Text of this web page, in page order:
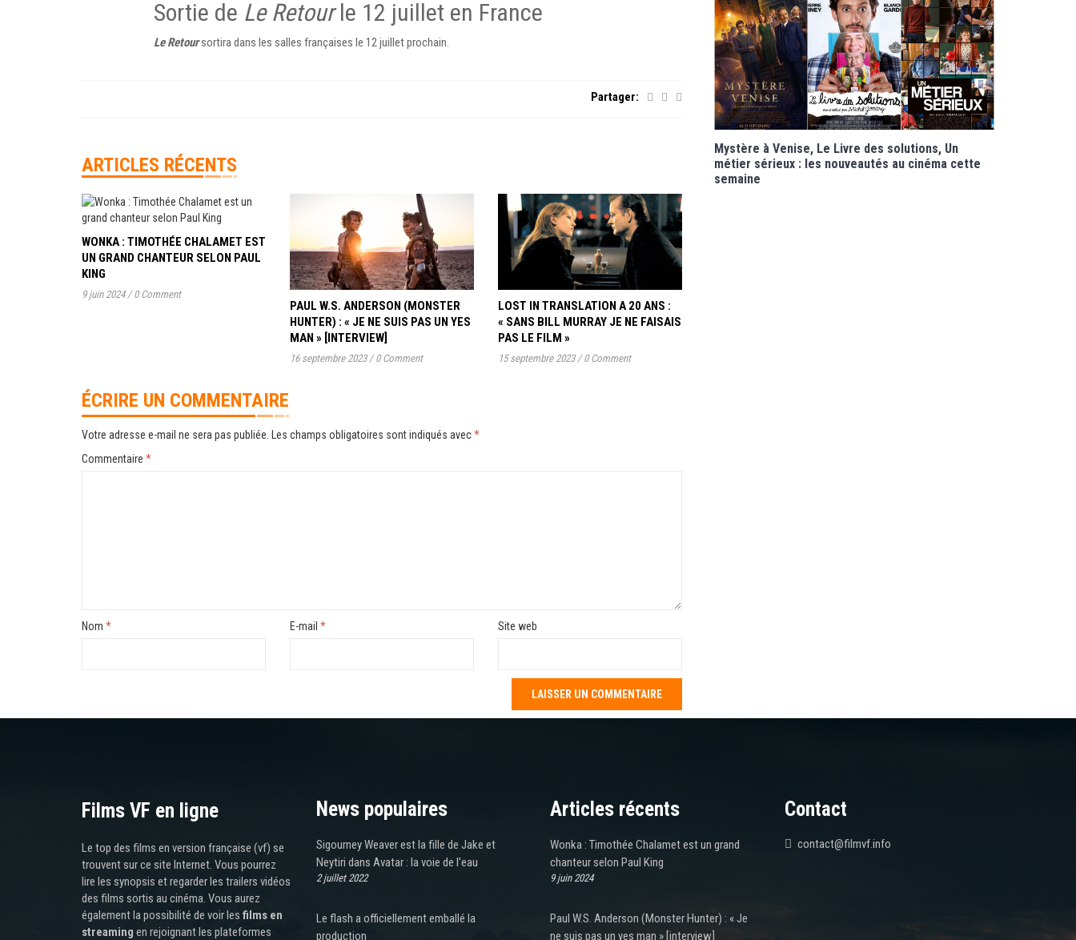
Sortie de Le Retourle 12 juillet en France
Le Retoursortira dans les salles françaises le 12 juillet prochain.
Partager:
ARTICLES RÉCENTS
WONKA : TIMOTHÉE CHALAMET EST
UN GRAND CHANTEUR SELON PAUL
KING
9 juin 2024 / 0 Comment
PAUL W.S. ANDERSON (MONSTER
HUNTER) : « JE NE SUIS PAS UN YES
MAN » [INTERVIEW]
16 septembre 2023 / 0 Comment
LOST IN TRANSLATION A 20 ANS :
« SANS BILL MURRAY JE NE FAISAIS
PAS LE FILM »
15 septembre 2023 / 0 Comment
ÉCRIRE UN COMMENTAIRE
Votre adresse e-mail ne sera pas publiée. Les champs obligatoires sont indiqués avec*
Commentaire *
Nom * E-mail * Site web
Mystère à Venise, Le Livre des solutions, Un
métier sérieux : les nouveautés au cinéma cette
semaine
Films VF en ligne
Le top des films en version française (vf) se
trouvent sur ce site Internet. Vous pourrez
lire les synopsis et regarder les trailers vidéos
des films sortis au cinéma. Vous aurez
également la possibilité de voir les films en
streaming en rejoignant les plateformes
News populaires
Sigourney Weaver est la fille de Jake et
Neytiri dans Avatar : la voie de l’eau
2 juillet 2022
Le flash a officiellement emballé la
production
Articles récents
Wonka : Timothée Chalamet est un grand
chanteur selon Paul King
9 juin 2024
Paul W.S. Anderson (Monster Hunter) : « Je
ne suis pas un yes man » [interview]
Contact
contact@filmvf.info